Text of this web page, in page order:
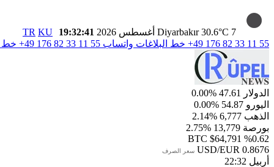
Diyarbakır 30.6°C 7 أغسطس 2026 19:32:42
TR KU
+49 176 82 33 11 55 خط البلاغات واتساب +49 176 82 33 11 55 خط
الدولار 47.61
%0.00
اليورو 54.87
%0.00
الذهب 6,777
%2.14
بورصة 13,779
%2.75
BTC $64,791 %0.62
USD/EUR 0.8676 سعر الصرف
أربيل 22:32